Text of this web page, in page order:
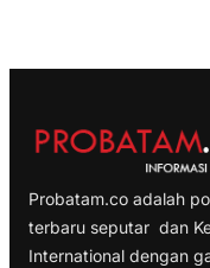
Probatam.co adalah
terbaru seputar dan
International dengan